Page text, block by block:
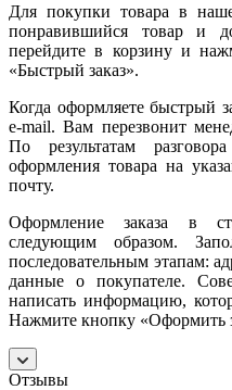
Для покупки товара в
понравившийся товар и
перейдите в корзину и
«Быстрый заказ».
Когда оформляете быстрый
e-mail. Вам перезвонит
По результатам
оформления товара на
почту.
Оформление заказа в
следующим образом.
последовательным этапам:
данные о покупателе.
написать информацию,
Нажмите кнопку «Оформить
Отзывы